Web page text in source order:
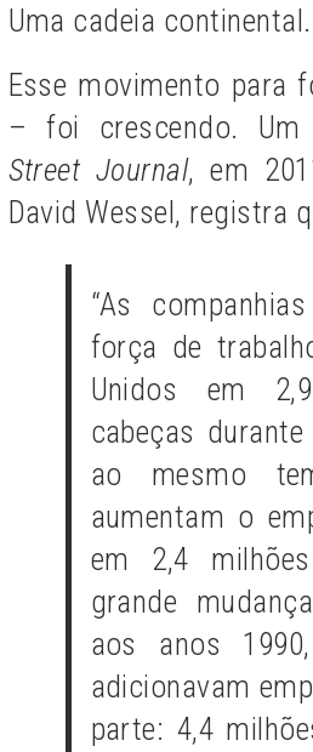
Uma cadeia continental.
Esse movimento para
– foi crescendo.
Street Journal, em
David Wessel, registra
“As
força de
Unidos em
cabeças
ao mesmo
aumentam o
em 2,4
grande
aos anos
adicionavam
parte: 4,4